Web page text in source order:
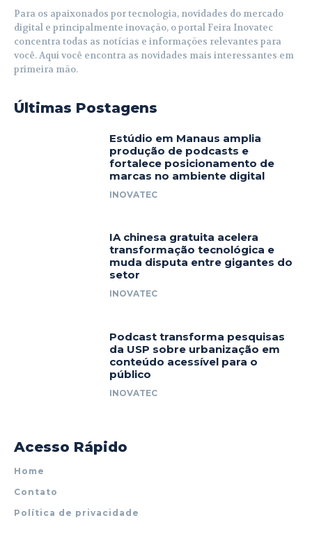
Para os apaixonados por tecnologia, novidades do mercado
digital e principalmente inovação, o portal Feira Inovatec
concentra todas as notícias e informações relevantes para
você. Aqui você encontra as novidades mais interessantes em
primeira mão.
Últimas Postagens
Estúdio em Manaus amplia
produção de podcasts e
fortalece posicionamento de
marcas no ambiente digital
INOVATEC
IA chinesa gratuita acelera
transformação tecnológica e
muda disputa entre gigantes do
setor
INOVATEC
Podcast transforma pesquisas
da USP sobre urbanização em
conteúdo acessível para o
público
INOVATEC
Acesso Rápido
Home
Contato
Política de privacidade